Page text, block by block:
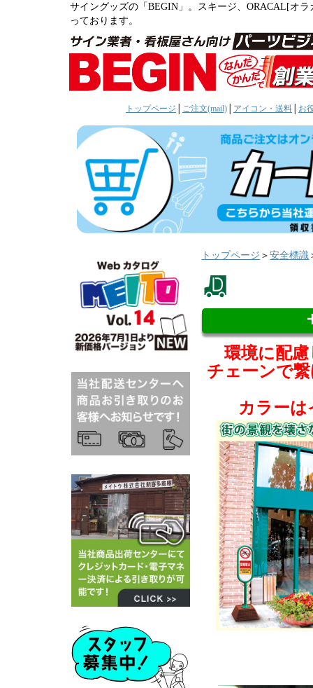
サイングッズの「BEGIN」。スキージ、ORACAL[オ
っております。
トップページ ご注文(mail) アイコン・送料 お
トップページ ＞安全標識
環境に配
チェーンで
カラー